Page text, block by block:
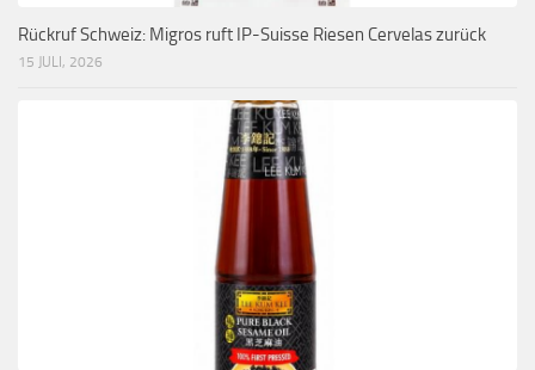
Rückruf Schweiz: Migros ruft IP-Suisse Riesen Cervelas zurück
15 JULI, 2026